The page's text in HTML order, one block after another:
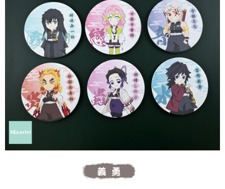
購買商品的店家。未經商家同意取消之訂單仍視為有效，需透過AFTEE先享
後付繳納相關費用。
※ 交易是否成功請以「AFTEE先享後付 」之結帳頁面顯示為準，若有關於
是否繳費成功／繳費後需取消欲退款等相關疑問，請聯繫「AFTEE先享後付
客戶支援中心」https://netprotections.freshdesk.com/support/home
【注意事項】
１．透過由恩沛科技股份有限公司提供之「AFTEE先享後付」服務完成之交
易，需依本服務之必要範圍內提供個人資料，並將交易相關給付款項請求債
權轉讓予恩沛科技股份有限公司。
２．關於個人資料處理事宜，請瀏覽以下網址：
https://aftee.tw/terms/#terms3
３．未成年的使用者請事先徵得法定代理人或監護人之同意方可使用
「AFTEE先享後付」，若未經同意申辦者引起之損失，本公司不負相關責
任。
時審查核予不同之上限額度；若仍有額度不足之情形，本公司將視審查結果
５．嚴禁一人註冊多個帳號或使用他人資訊註冊。若發現惡意使用之情形，
恩沛科技股份有限公司將有權停止該用戶之使用額度並採取法律行動。
每筆NT$60，滿NT$499(含以上)免運費
付款後7-11取貨
每筆NT$60，滿NT$499(含以上)免運費
每筆NT$120，滿NT$499(含以上)免運費
海外宅配 查看運費